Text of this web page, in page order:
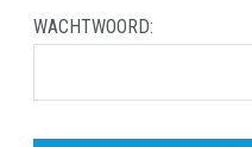
WACHTWOORD: